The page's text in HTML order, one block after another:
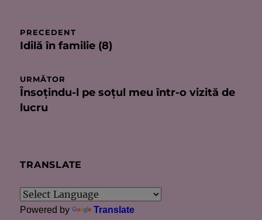
Navigare
în
articole
PRECEDENT
Articolul
Idilă în familie (8)
URMĂTOR
Articolul
următor:
Însoţindu-l pe soţul meu într-o vizită de
lucru
TRANSLATE
Powered by Translate